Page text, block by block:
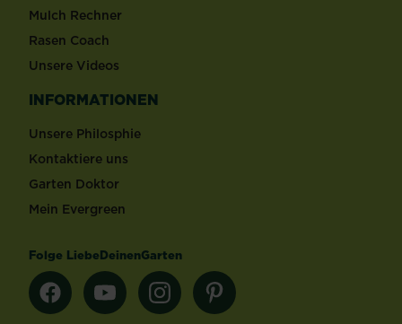
Mulch Rechner
Rasen Coach
Unsere Videos
INFORMATIONEN
Unsere Philosphie
Kontaktiere uns
Garten Doktor
Mein Evergreen
Folge LiebeDeinenGarten